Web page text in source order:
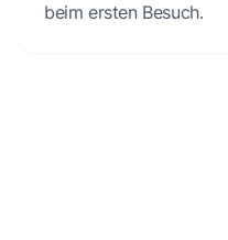
beim ersten Besuch.